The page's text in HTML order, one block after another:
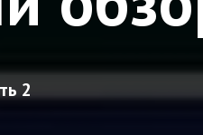
2